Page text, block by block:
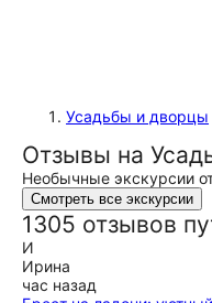
Усадьбы и дворцы
Отзывы на
Необычные экскурсии
Смотреть все экскурсии
1305 отзывов
И
Ирина
час назад